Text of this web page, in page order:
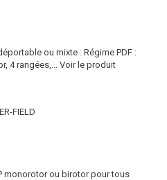
ou mixte : Régime PDF :
4 rangées,...
Voir le produit
FIELD
monorotor ou birotor pour tous